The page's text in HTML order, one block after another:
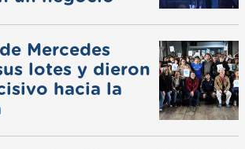
Mercedes
lotes y dieron
hacia la